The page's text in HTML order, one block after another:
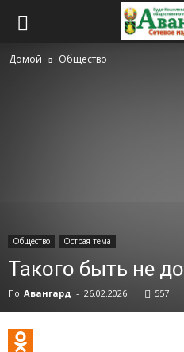
Домой Общество
Общество Острая тема
Такого быть не
По Авангард - 26.02.2026 557